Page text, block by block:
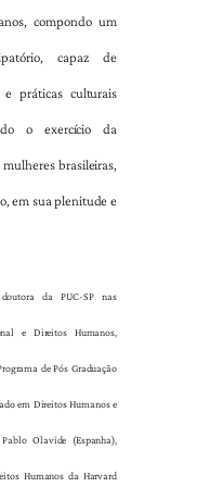
compondo um
capaz de
e práticas culturais
o exercício da
brasileiras,
em sua plenitude e
da PUC-SP nas
e Direitos Humanos,
de Pós Graduação
em Direitos Humanos e
Olavide (Espanha),
Humanos da Harvard